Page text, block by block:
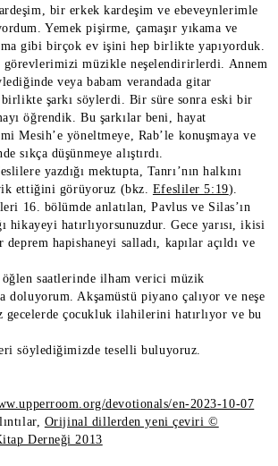
bir erkek kardeşim ve ebeveynlerimle
Yemek pişirme, çamaşır yıkama ve
gibi birçok ev işini hep birlikte yapıyorduk.
görevlerimizi müzikle neşelendirirlerdi. Annem
veya babam verandada gitar
birlikte şarkı söylerdi. Bir süre sonra eski bir
öğrendik. Bu şarkılar beni, hayat
Mesih’e yöneltmeye, Rab’le konuşmaya ve
sıkça düşünmeye alıştırdı.
yazdığı mektupta, Tanrı’nın halkını
ettiğini görüyoruz (bkz. Efesliler 5:19).
16. bölümde anlatılan, Pavlus ve Silas’ın
hikayeyi hatırlıyorsunuzdur. Gece yarısı, ikisi
hapishaneyi salladı, kapılar açıldı ve
saatlerinde ilham verici müzik
doluyorum. Akşamüstü piyano çalıyor ve neşe
gecelerde çocukluk ilahilerini hatırlıyor ve bu
söylediğimizde teselli buluyoruz.
devotionals/en-2023-10-07
Orijinal dillerden yeni çeviri ©
Derneği 2013